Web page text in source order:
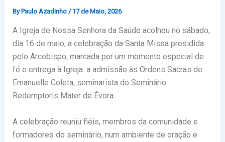
By Paulo Azadinho / 17 de Maio, 2026
A Igreja de Nossa Senhora da Saúde acolheu no sábado,
dia 16 de maio, a celebração da Santa Missa presidida
pelo Arcebispo, marcada por um momento especial de
fé e entrega à Igreja: a admissão às Ordens Sacras de
Emanuelle Coleta, seminarista do Seminário
Redemptoris Mater de Évora.
A celebração reuniu fiéis, membros da comunidade e
formadores do seminário, num ambiente de oração e